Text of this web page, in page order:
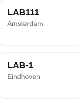
LAB111
Amsterdam
LAB-1
Eindhoven